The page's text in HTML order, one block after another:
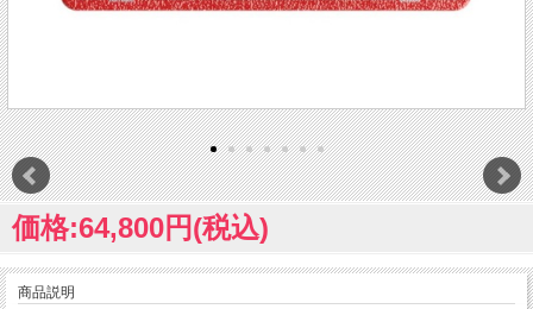
価格:64,800円(税込)
商品説明